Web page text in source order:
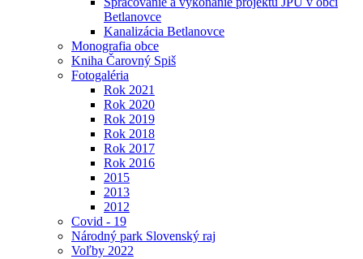
Betlanovce
Kanalizácia Betlanovce
Monografia obce
Kniha Čarovný Spiš
Fotogaléria
Rok 2021
Rok 2020
Rok 2019
Rok 2018
Rok 2017
Rok 2016
2015
2013
2012
Covid - 19
Národný park Slovenský raj
Voľby 2022